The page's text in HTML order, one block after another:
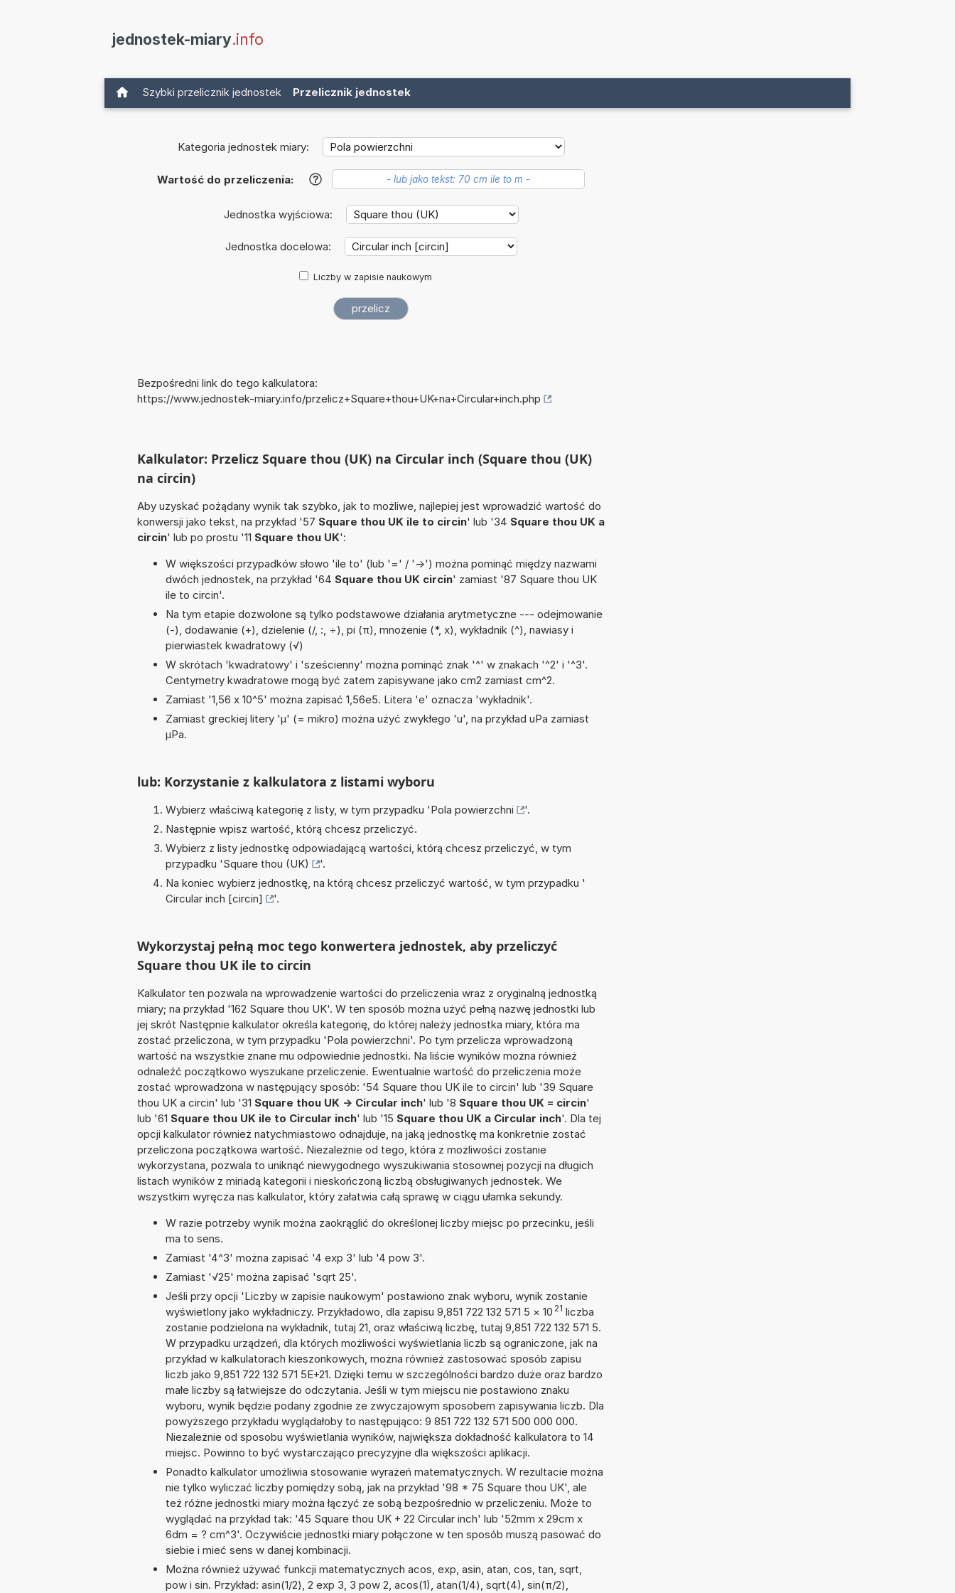
jednostek-miary.info
Szybki przelicznik jednostek Przelicznik jednostek
Kategoria jednostek miary:
Wartość do przeliczenia: ?
Jednostka wyjściowa:
Jednostka docelowa:
Liczby w zapisie naukowym
Bezpośredni link do tego kalkulatora:
https://www.jednostek-miary.info/przelicz+Square+thou+UK+na+Circular+inch.php
Kalkulator: Przelicz Square thou (UK) na Circular inch (Square thou (UK)
na circin)
Aby uzyskać pożądany wynik tak szybko, jak to możliwe, najlepiej jest wprowadzić wartość do
konwersji jako tekst, na przykład '57 Square thou UK ile to circin' lub '34 Square thou UK a
circin' lub po prostu '11 Square thou UK':
W większości przypadków słowo 'ile to' (lub '=' / '->') można pominąć między nazwami
dwóch jednostek, na przykład '64 Square thou UK circin' zamiast '87 Square thou UK
ile to circin'.
Na tym etapie dozwolone są tylko podstawowe działania arytmetyczne --- odejmowanie
(-), dodawanie (+), dzielenie (/, :, ÷), pi (π), mnożenie (*, x), wykładnik (^), nawiasy i
pierwiastek kwadratowy (√)
W skrótach 'kwadratowy' i 'sześcienny' można pominąć znak '^' w znakach '^2' i '^3'.
Centymetry kwadratowe mogą być zatem zapisywane jako cm2 zamiast cm^2.
Zamiast '1,56 x 10^5' można zapisać 1,56e5. Litera 'e' oznacza 'wykładnik'.
Zamiast greckiej litery 'µ' (= mikro) można użyć zwykłego 'u', na przykład uPa zamiast
µPa.
lub: Korzystanie z kalkulatora z listami wyboru
Wybierz właściwą kategorię z listy, w tym przypadku 'Pola powierzchni
'.
Następnie wpisz wartość, którą chcesz przeliczyć.
Wybierz z listy jednostkę odpowiadającą wartości, którą chcesz przeliczyć, w tym
przypadku 'Square thou (UK)
'.
Na koniec wybierz jednostkę, na którą chcesz przeliczyć wartość, w tym przypadku '
Circular inch [circin]
'.
Wykorzystaj pełną moc tego konwertera jednostek, aby przeliczyć
Square thou UK ile to circin
Kalkulator ten pozwala na wprowadzenie wartości do przeliczenia wraz z oryginalną jednostką
miary; na przykład '162 Square thou UK'. W ten sposób można użyć pełną nazwę jednostki lub
jej skrót Następnie kalkulator określa kategorię, do której należy jednostka miary, która ma
zostać przeliczona, w tym przypadku 'Pola powierzchni'. Po tym przelicza wprowadzoną
wartość na wszystkie znane mu odpowiednie jednostki. Na liście wyników można również
odnaleźć początkowo wyszukane przeliczenie. Ewentualnie wartość do przeliczenia może
zostać wprowadzona w następujący sposób: '54 Square thou UK ile to circin' lub '39 Square
thou UK a circin' lub '31 Square thou UK -> Circular inch' lub '8 Square thou UK = circin'
lub '61 Square thou UK ile to Circular inch' lub '15 Square thou UK a Circular inch'. Dla tej
opcji kalkulator również natychmiastowo odnajduje, na jaką jednostkę ma konkretnie zostać
przeliczona początkowa wartość. Niezależnie od tego, która z możliwości zostanie
wykorzystana, pozwala to uniknąć niewygodnego wyszukiwania stosownej pozycji na długich
listach wyników z miriadą kategorii i nieskończoną liczbą obsługiwanych jednostek. We
wszystkim wyręcza nas kalkulator, który załatwia całą sprawę w ciągu ułamka sekundy.
W razie potrzeby wynik można zaokrąglić do określonej liczby miejsc po przecinku, jeśli
ma to sens.
Zamiast '4^3' można zapisać '4 exp 3' lub '4 pow 3'.
Zamiast '√25' można zapisać 'sqrt 25'.
Jeśli przy opcji 'Liczby w zapisie naukowym' postawiono znak wyboru, wynik zostanie
wyświetlony jako wykładniczy. Przykładowo, dla zapisu 9,851 722 132 571 5 × 10 21 liczba
zostanie podzielona na wykładnik, tutaj 21, oraz właściwą liczbę, tutaj 9,851 722 132 571 5.
W przypadku urządzeń, dla których możliwości wyświetlania liczb są ograniczone, jak na
przykład w kalkulatorach kieszonkowych, można również zastosować sposób zapisu
liczb jako 9,851 722 132 571 5E+21. Dzięki temu w szczególności bardzo duże oraz bardzo
małe liczby są łatwiejsze do odczytania. Jeśli w tym miejscu nie postawiono znaku
wyboru, wynik będzie podany zgodnie ze zwyczajowym sposobem zapisywania liczb. Dla
powyższego przykładu wyglądałoby to następująco: 9 851 722 132 571 500 000 000.
Niezależnie od sposobu wyświetlania wyników, największa dokładność kalkulatora to 14
miejsc. Powinno to być wystarczająco precyzyjne dla większości aplikacji.
Ponadto kalkulator umożliwia stosowanie wyrażeń matematycznych. W rezultacie można
nie tylko wyliczać liczby pomiędzy sobą, jak na przykład '98 * 75 Square thou UK', ale
też różne jednostki miary można łączyć ze sobą bezpośrednio w przeliczeniu. Może to
wyglądać na przykład tak: '45 Square thou UK + 22 Circular inch' lub '52mm x 29cm x
6dm = ? cm^3'. Oczywiście jednostki miary połączone w ten sposób muszą pasować do
siebie i mieć sens w danej kombinacji.
Można również używać funkcji matematycznych acos, exp, asin, atan, cos, tan, sqrt,
pow i sin. Przykład: asin(1/2), 2 exp 3, 3 pow 2, acos(1), atan(1/4), sqrt(4), sin(π/2),